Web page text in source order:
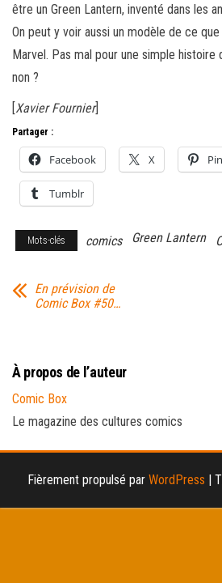
être un Green Lantern, inventé dans les
On peut y voir aussi un modèle de ce
Marvel. Pas mal pour une simple histoire
non ?
[Xavier Fournier]
Partager :
Facebook X
Tumblr
Mots-clés comics Green Lantern
En prévision de
Comic Box #50…
À propos de l’auteur
Comic Box
Le magazine des cultures comics
Fièrement propulsé par WordPress |